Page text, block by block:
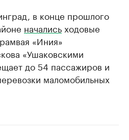
в конце прошлого
начались ходовые
«Иния»
«Ушаковскими
до 54 пассажиров и
маломобильных